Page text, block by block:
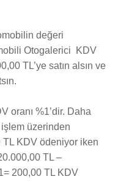
değeri
Otogalerici KDV
TL’ye satın alsın ve
oranı %1’dir. Daha
üzerinden
TL KDV ödeniyor iken
TL –
200,00 TL KDV